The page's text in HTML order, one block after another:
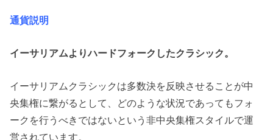
通貨説明
イーサリアムよりハードフォークしたクラシック。
イーサリアムクラシックは多数決を反映させることが中
央集権に繋がるとして、どのような状況であってもフォ
ークを行うべきではないという非中央集権スタイルで運
営されています。